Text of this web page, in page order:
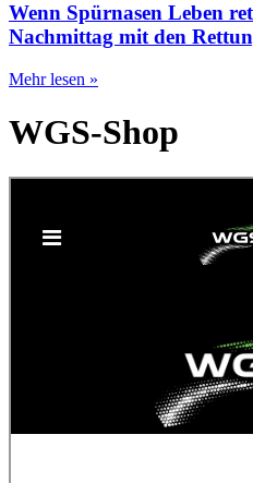
Wenn Spürnasen Leben
Nachmittag mit den
Mehr lesen »
WGS-Shop